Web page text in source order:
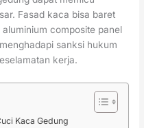
Fasad kaca bisa baret
composite panel
sanksi hukum
kerja.
Kaca Gedung